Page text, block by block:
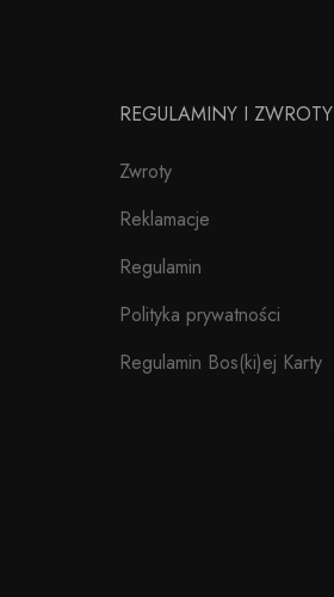
REGULAMINY I ZWROTY
Zwroty
Reklamacje
Regulamin
Polityka prywatności
Regulamin Bos(ki)ej Karty